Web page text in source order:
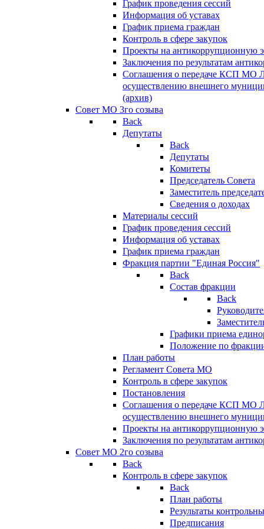
График проведения сессий
Информация об уставах
График приема граждан
Контроль в сфере закупок
Проекты на антикоррупционную
Заключения по результатам
Соглашения о передаче КСП МО
осуществлению внешнего
(архив)
Совет МО 3го созыва
Back
Депутаты
Back
Депутаты
Комитеты
Председатель Совета
Заместитель
Сведения о доходах
Материалы сессий
График проведения сессий
Информация об уставах
График приема граждан
Фракция партии "Единая Россия"
Back
Состав фракции
Back
Графики приема
Положение по
План работы
Регламент Совета МО
Контроль в сфере закупок
Постановления
Соглашения о передаче КСП МО
осуществлению внешнего
Проекты на антикоррупционную
Заключения по результатам
Совет МО 2го созыва
Back
Контроль в сфере закупок
Back
План работы
Результаты
Предписания